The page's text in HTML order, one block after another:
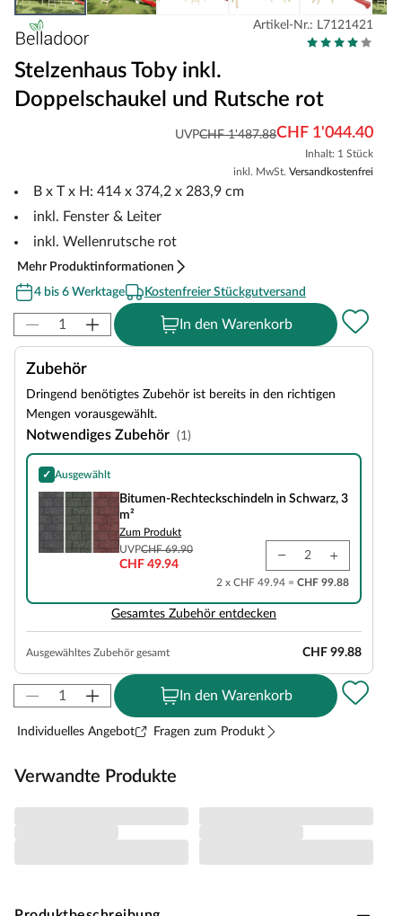
Artikel-Nr.: L7121421
Stelzenhaus Toby inkl.
Doppelschaukel und Rutsche rot
UVPCHF 1'487.88CHF 1'044.40
Inhalt: 1 Stück
inkl. MwSt. Versandkostenfrei
B x T x H: 414 x 374,2 x 283,9 cm
inkl. Fenster & Leiter
inkl. Wellenrutsche rot
Mehr Produktinformationen
4 bis 6 Werktage
Kostenfreier Stückgutversand
In den Warenkorb
Zubehör
Dringend benötigtes Zubehör ist bereits in den richtigen
Mengen vorausgewählt.
Notwendiges Zubehör (1)
✓ Ausgewählt
Bitumen-Rechteckschindeln in Schwarz, 3 m²
Bitumen-Rechteckschindeln in Schwarz, 3
m²
Zum Produkt
UVPCHF 69.90
CHF 49.94
2 x CHF 49.94 = CHF 99.88
Gesamtes Zubehör entdecken
Ausgewähltes Zubehör gesamt CHF 99.88
In den Warenkorb
Individuelles Angebot Fragen zum Produkt
Verwandte Produkte